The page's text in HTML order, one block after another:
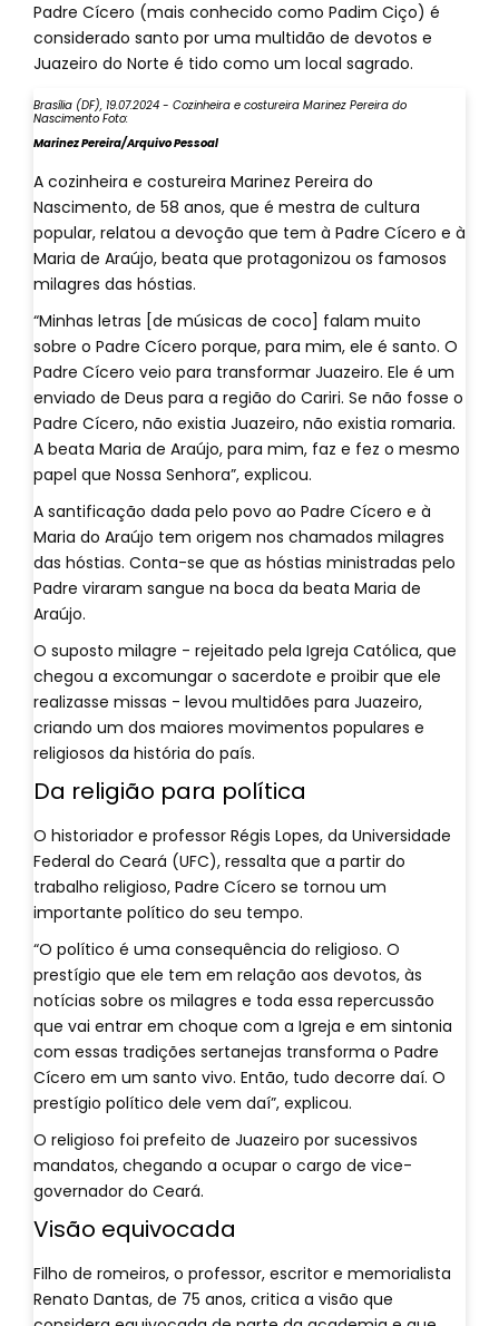
Padre Cícero (mais conhecido como Padim Ciço) é
considerado santo por uma multidão de devotos e
Juazeiro do Norte é tido como um local sagrado.
Brasília (DF), 19.07.2024 - Cozinheira e costureira Marinez Pereira do
Nascimento Foto:
Marinez Pereira/Arquivo Pessoal
A cozinheira e costureira Marinez Pereira do
Nascimento, de 58 anos, que é mestra de cultura
popular, relatou a devoção que tem à Padre Cícero e à
Maria de Araújo, beata que protagonizou os famosos
milagres das hóstias.
“Minhas letras [de músicas de coco] falam muito
sobre o Padre Cícero porque, para mim, ele é santo. O
Padre Cícero veio para transformar Juazeiro. Ele é um
enviado de Deus para a região do Cariri. Se não fosse o
Padre Cícero, não existia Juazeiro, não existia romaria.
A beata Maria de Araújo, para mim, faz e fez o mesmo
papel que Nossa Senhora”, explicou.
A santificação dada pelo povo ao Padre Cícero e à
Maria do Araújo tem origem nos chamados milagres
das hóstias. Conta-se que as hóstias ministradas pelo
Padre viraram sangue na boca da beata Maria de
Araújo.
O suposto milagre - rejeitado pela Igreja Católica, que
chegou a excomungar o sacerdote e proibir que ele
realizasse missas - levou multidões para Juazeiro,
criando um dos maiores movimentos populares e
religiosos da história do país.
Da religião para política
O historiador e professor Régis Lopes, da Universidade
Federal do Ceará (UFC), ressalta que a partir do
trabalho religioso, Padre Cícero se tornou um
importante político do seu tempo.
“O político é uma consequência do religioso. O
prestígio que ele tem em relação aos devotos, às
notícias sobre os milagres e toda essa repercussão
que vai entrar em choque com a Igreja e em sintonia
com essas tradições sertanejas transforma o Padre
Cícero em um santo vivo. Então, tudo decorre daí. O
prestígio político dele vem daí”, explicou.
O religioso foi prefeito de Juazeiro por sucessivos
mandatos, chegando a ocupar o cargo de vice-
governador do Ceará.
Visão equivocada
Filho de romeiros, o professor, escritor e memorialista
Renato Dantas, de 75 anos, critica a visão que